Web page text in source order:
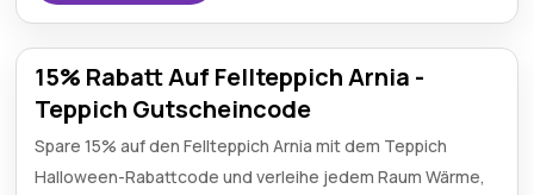
15% Rabatt Auf Fellteppich Arnia -
Teppich Gutscheincode
Spare 15% auf den Fellteppich Arnia mit dem Teppich
Halloween-Rabattcode und verleihe jedem Raum Wärme,